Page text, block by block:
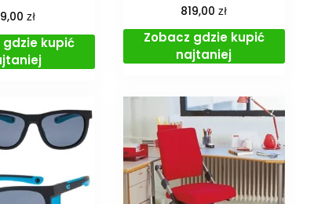
zł
gdzie kupić
819,00zł
Zobacz gdzie kupić
najtaniej